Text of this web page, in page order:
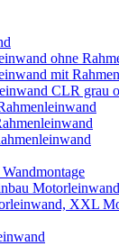
ohne
mit Rahmen
CLR grau
Motorleinwand
XXL